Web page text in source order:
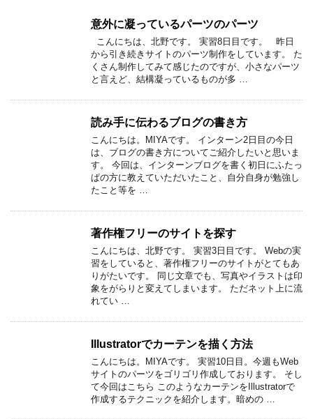
意外に凝っているパーツのパーツ
こんにちは、北野です。 実習8日目です。 昨日
から引き続きサイトのパーツ制作をしています。 た
くさん制作してみて感じたのですが、小さなパーツ
と言えど、結構凝っているものが多 …
読み手に伝わるブログの書き方
こんにちは。MIYAです。 インターン2日目の今日
は、ブログの書き方についてご紹介したいと思いま
す。 今回は、インターンブログを書く初日にふたっ
ぱの方に教えていただいたこと、自分自身が勉強し
たこと等を …
著作権フリーのサイトを探す
こんにちは、北野です。 実習3日目です。 Webの実
習をしていると、著作権フリーのサイトがとてもあ
りがたいです。 同じ文章でも、写真やイラストは印
象をがらりと変えてしまいます。 ただネット上に流
れてい …
Illustratorでカーテンを描く方法
こんにちは。MIYAです。 実習10日目。今週もWeb
サイトのパーツをゴリゴリ作成しております。 そし
て今回はこちら このようなカーテンをIllustratorで
作成するテクニックを紹介します。暗めの …